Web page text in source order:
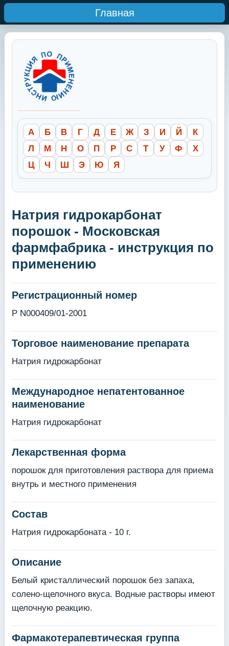
Главная
А Б В Г Д Е Ж З И Й
К
Л
М Н О П Р С Т У Ф
Х
Ц
Ч Ш Э Ю Я
Натрия гидрокарбонат
порошок - Московская
фармфабрика - инструкция по
применению
Регистрационный номер
Р N000409/01-2001
Торговое наименование препарата
Натрия гидрокарбонат
Международное непатентованное
наименование
Натрия гидрокарбонат
Лекарственная форма
порошок для приготовления раствора для приема
внутрь и местного применения
Состав
Натрия гидрокарбоната - 10 г.
Описание
Белый кристаллический порошок без запаха,
солено-щелочного вкуса. Водные растворы имеют
щелочную реакцию.
Фармакотерапевтическая группа